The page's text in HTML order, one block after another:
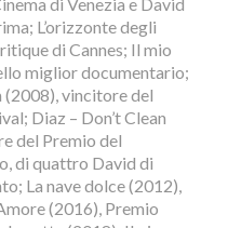
L’orizzonte degli
di Cannes; Il mio
miglior documentario;
(2008), vincitore del
Diaz – Don’t Clean
del Premio del
di quattro David di
La nave dolce (2012),
(2016), Premio